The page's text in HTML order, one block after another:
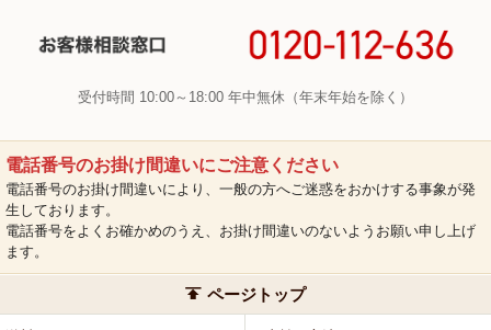
受付時間 10:00～18:00 年中無休（年末年始を除く）
電話番号のお掛け間違いにご注意ください
電話番号のお掛け間違いにより、一般の方へご迷惑をおかけする事象が発
生しております。
電話番号をよくお確かめのうえ、お掛け間違いのないようお願い申し上げ
ます。
ページトップ